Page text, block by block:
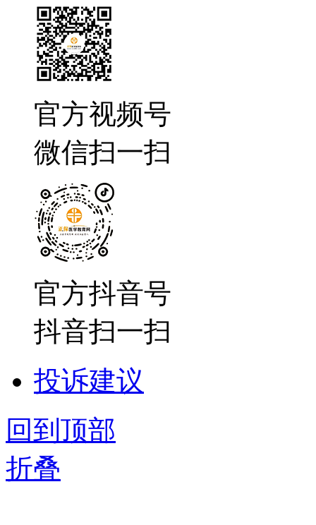
官方视频号
微信扫一扫
官方抖音号
抖音扫一扫
投诉建议
回到顶部
折叠